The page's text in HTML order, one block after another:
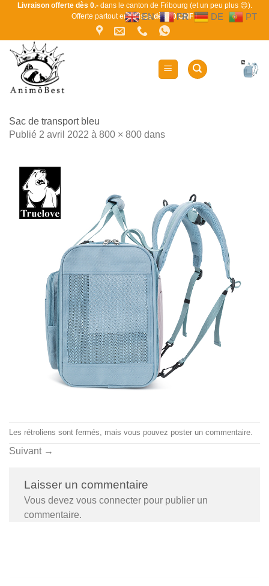
PasserLivraison offerte dès 0.-dans le canton de Fribourg (et un peu plus 😊).
Offerte partout en Suissedès 80 CHF !
Sac de transport bleu
Publié 2 avril 2022 à 800 × 800 dans
Les rétroliens sont fermés, mais vous pouvez poster un commentaire.
Suivant →
Laisser un commentaire
Vous devez vous connecter pour publier un
commentaire.
EN FR DE PT